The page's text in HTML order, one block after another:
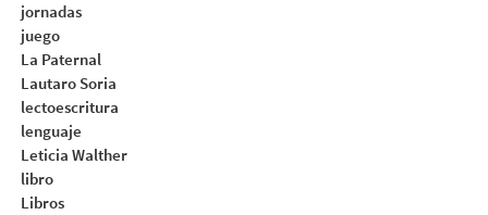
jornadas
juego
La Paternal
Lautaro Soria
lectoescritura
lenguaje
Leticia Walther
libro
Libros